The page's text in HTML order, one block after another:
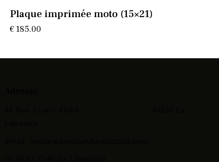
Plaque imprimée moto (15×21)
€185.00